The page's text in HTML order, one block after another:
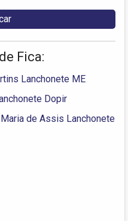
Fica:
Lanchonete ME
Dopir
de Assis Lanchonete